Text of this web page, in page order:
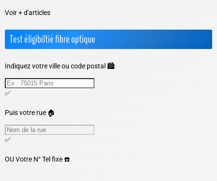
Voir + d'articles
Test éligibiltié fibre optique
Indiquez votre ville ou code postal 🏙️
✅
Puis votre rue 🏠
✅
OUVotre N° Tel fixe ☎️